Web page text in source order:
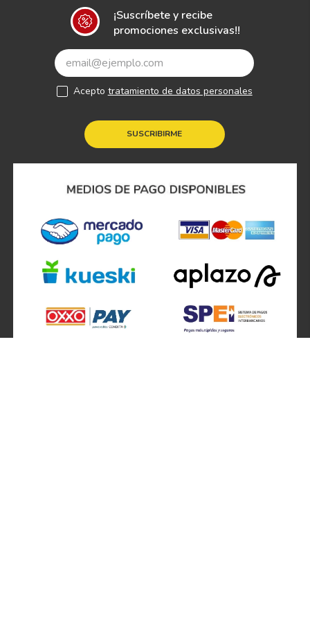
¡Suscríbete y recibe
promociones exclusivas!!
SUSCRIBIRME
Acepto tratamiento de datos personales